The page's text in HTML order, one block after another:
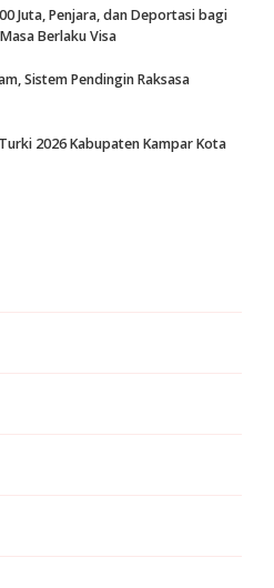
Juta, Penjara, dan Deportasi bagi
Berlaku Visa
Sistem Pendingin Raksasa
2026 Kabupaten Kampar Kota